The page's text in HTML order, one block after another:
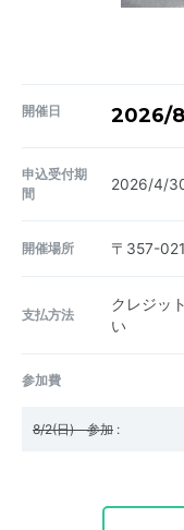
開催日 2026/
申込受付期
間
2026/4/
開催場所 〒357-
支払方法
クレジッ
い
参加費
8/2(日) 参加 :